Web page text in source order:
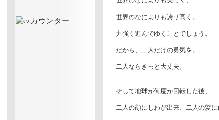
世界のなによりも誇り高く。
力強く進んでゆくことでしょう。
だから、二人だけの勇気を。
二人ならきっと大丈夫。
そして地球が何度か回転した後、
二人の顔にしわが出来、二人の髪